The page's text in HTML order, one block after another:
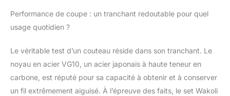
PLAISIR EN CUISINE:
devient encore plus
agréable. Vous ne
nécessairement un
meilleur cuisinier, mais
Performance de coupe : un tranchant redoutable pour quel
usage quotidien ?
Le véritable test d’un couteau réside dans son tranchant. Le
noyau en acier VG10, un acier japonais à haute teneur en
carbone, est réputé pour sa capacité à obtenir et à conserver
un fil extrêmement aiguisé. À l’épreuve des faits, le set Wakoli